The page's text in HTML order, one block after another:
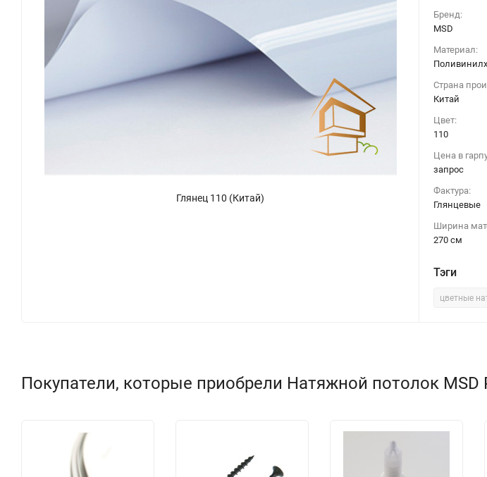
Глянец 110 (Китай)
Бренд:
MSD
Материал:
Страна
Китай
Цвет:
110
Цена в
запрос
Фактура:
Глянцевые
Ширина
270 см
Тэги
цветные
Покупатели, которые приобрели Натяжной потолок MSD